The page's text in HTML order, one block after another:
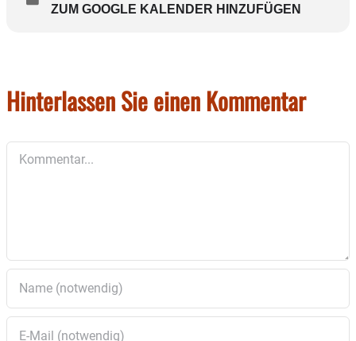
ZUM GOOGLE KALENDER HINZUFÜGEN
Hinterlassen Sie einen Kommentar